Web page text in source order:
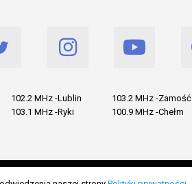
102.2 MHz -Lublin
103.1 MHz -Ryki
103.2 MHz -Zamość
100.9 MHz -Chełm